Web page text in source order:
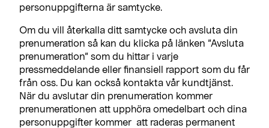
personuppgifterna är samtycke.
Om du vill återkalla ditt samtycke och avsluta din
prenumeration så kan du klicka på länken ”Avsluta
prenumeration” som du hittar i varje
pressmeddelande eller finansiell rapport som du får
från oss. Du kan också kontakta vår kundtjänst.
När du avslutar din prenumeration kommer
prenumerationen att upphöra omedelbart och dina
personuppgifter kommer att raderas permanent